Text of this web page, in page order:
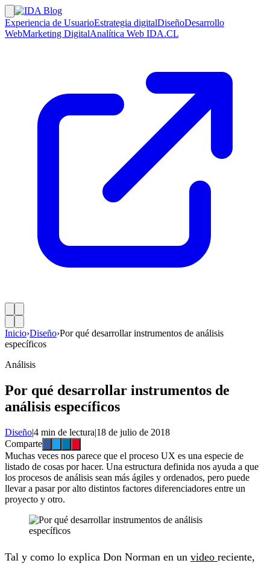
Experiencia de UsuarioEstrategia digitalDiseñoDesarrollo
WebMarketing DigitalAnalítica Web IDA.CL
Inicio›Diseño›Por qué desarrollar instrumentos de análisis
específicos
Análisis
Por qué desarrollar instrumentos de
análisis específicos
Diseño|4 min de lectura|18 de julio de 2018
Comparte
Muchas veces nos parece que el proceso UX es una especie de
listado de cosas por hacer. Una estructura definida nos ayuda a que
los procesos de análisis sean más ágiles y ordenados, pero puede
llevar a pasar por alto distintos factores diferenciadores entre un
proyecto y otro.
Tal y como lo explica Don Norman en un video reciente,